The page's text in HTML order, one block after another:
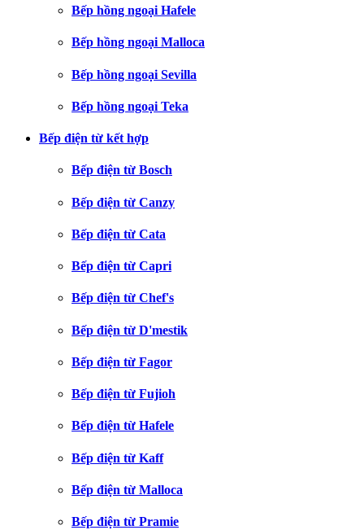
Bếp hồng ngoại Hafele
Bếp hồng ngoại Malloca
Bếp hồng ngoại Sevilla
Bếp hồng ngoại Teka
Bếp điện từ kết hợp
Bếp điện từ Bosch
Bếp điện từ Canzy
Bếp điện từ Cata
Bếp điện từ Capri
Bếp điện từ Chef's
Bếp điện từ D'mestik
Bếp điện từ Fagor
Bếp điện từ Fujioh
Bếp điện từ Hafele
Bếp điện từ Kaff
Bếp điện từ Malloca
Bếp điện từ Pramie